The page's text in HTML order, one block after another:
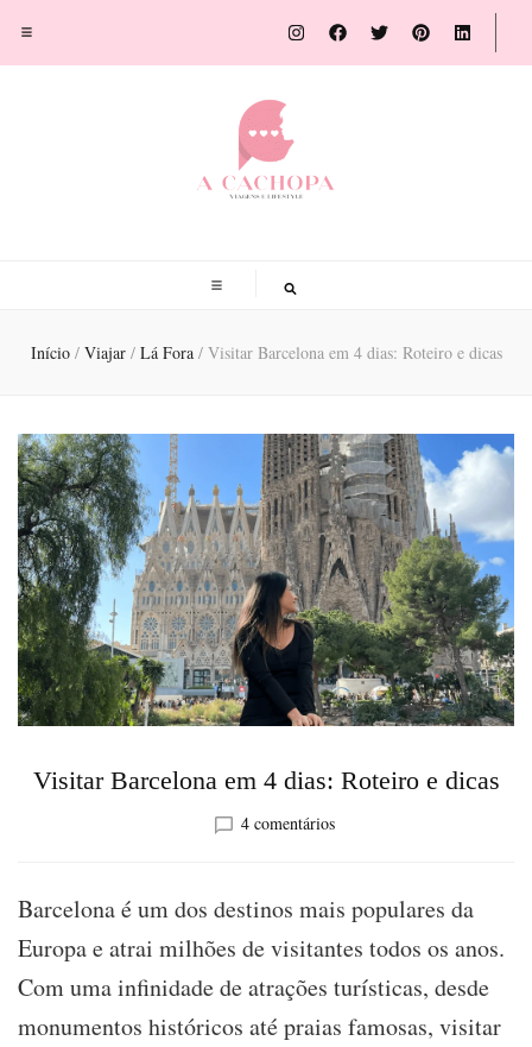
Início / Viajar / Lá Fora / Visitar Barcelona em 4 dias: Roteiro e dicas
Visitar Barcelona em 4 dias: Roteiro e dicas
4 comentáriosem
4
dias:
e
dicas
Barcelona é um dos destinos mais populares da
Europa e atrai milhões de visitantes todos os anos.
Com uma infinidade de atrações turísticas, desde
monumentos históricos até praias famosas, visitar